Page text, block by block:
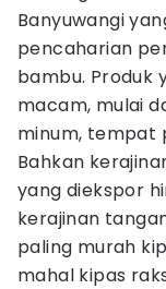
Banyuwangi
pencaharian
bambu. Produk
macam, mulai
minum, tempat
Bahkan
yang diekspor
kerajinan
paling murah
mahal kipas